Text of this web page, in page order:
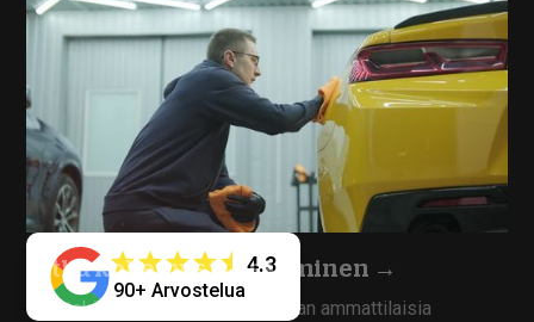
4.3
90+ Arvostelua
Pitkä kokemus ja osaaminen →
Työntekijämme ovat kokoneita alan ammattilaisia